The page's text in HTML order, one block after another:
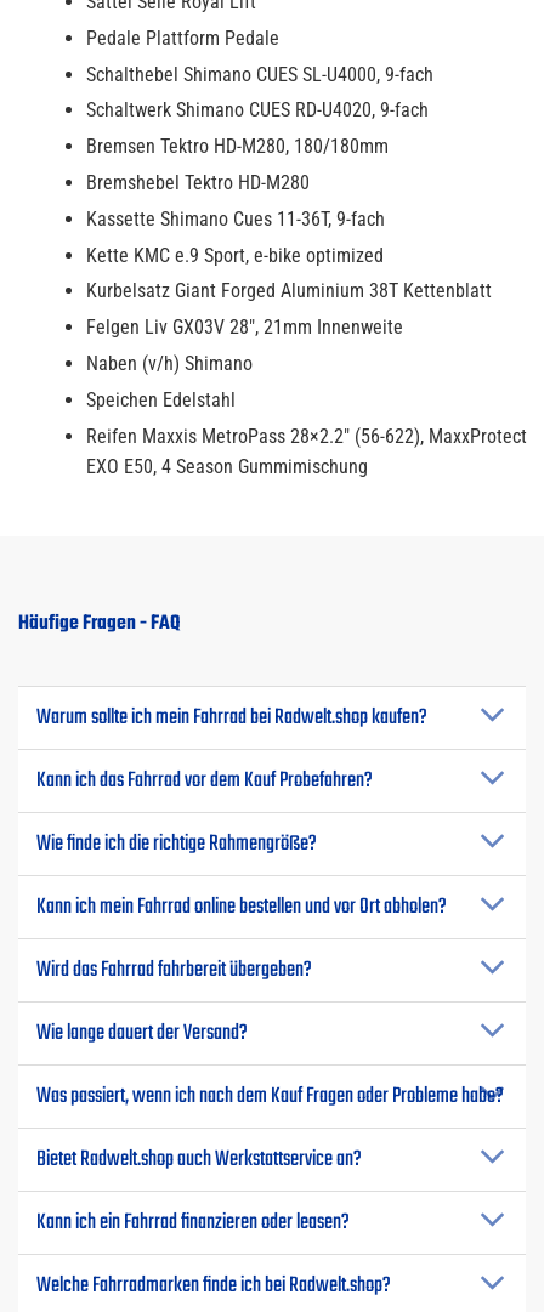
Pedale Plattform Pedale
Schalthebel Shimano CUES SL-U4000, 9-fach
Schaltwerk Shimano CUES RD-U4020, 9-fach
Bremsen Tektro HD-M280, 180/180mm
Bremshebel Tektro HD-M280
Kassette Shimano Cues 11-36T, 9-fach
Kette KMC e.9 Sport, e-bike optimized
Kurbelsatz Giant Forged Aluminium 38T Kettenblatt
Felgen Liv GX03V 28", 21mm Innenweite
Naben (v/h) Shimano
Speichen Edelstahl
Reifen Maxxis MetroPass 28×2.2" (56-622), MaxxProtect
EXO E50, 4 Season Gummimischung
Häufige Fragen - FAQ
Warum sollte ich mein Fahrrad bei Radwelt.shop kaufen?
Kann ich das Fahrrad vor dem Kauf Probefahren?
Wie finde ich die richtige Rahmengröße?
Kann ich mein Fahrrad online bestellen und vor Ort abholen?
Wird das Fahrrad fahrbereit übergeben?
Wie lange dauert der Versand?
Was passiert, wenn ich nach dem Kauf Fragen oder Probleme habe?
Bietet Radwelt.shop auch Werkstattservice an?
Kann ich ein Fahrrad finanzieren oder leasen?
Welche Fahrradmarken finde ich bei Radwelt.shop?